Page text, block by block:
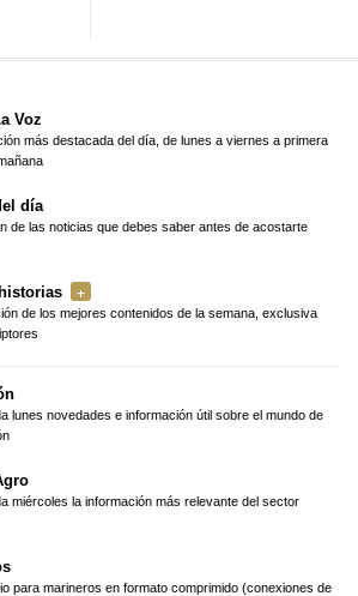
Voz
más destacada del día, de lunes a viernes a primera
día
de las noticias que debes saber antes de acostarte
de los mejores contenidos de la semana, exclusiva
lunes novedades e información útil sobre el mundo de
miércoles la información más relevante del sector
para marineros en formato comprimido (conexiones de